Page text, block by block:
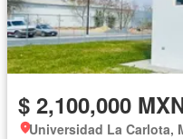
$ 2,100,000
Universidad La Carlota,